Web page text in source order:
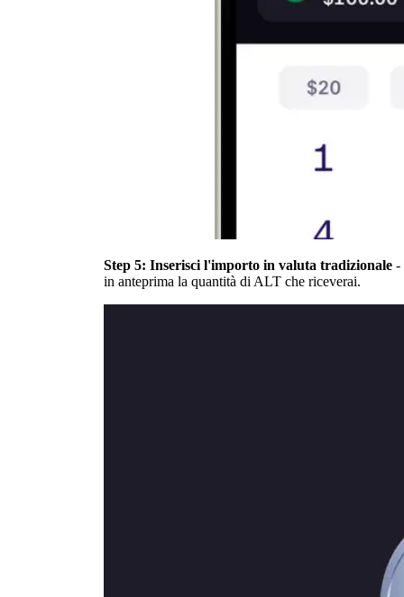
Step 5: Inserisci l'importo in valuta tradizionale -
in anteprima la quantità di ALT che riceverai.